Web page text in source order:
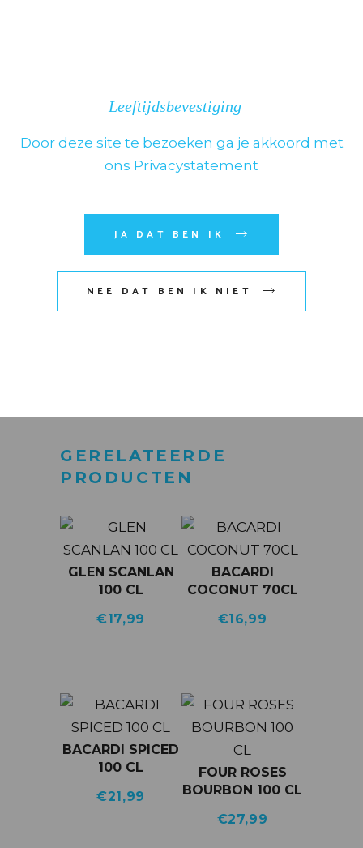
Leeftijdsbevestiging
Door deze site te bezoeken ga je akkoord met
ons Privacystatement
JA DAT BEN IK
NEE DAT BEN IK NIET
Mijn naam, e-mail en site
opslaan in deze browser voor
de volgende keer wanneer ik
een reactie plaats.
GERELATEERDE
PRODUCTEN
GLEN SCANLAN
100 CL
€17,99
BACARDI
COCONUT 70CL
€16,99
BACARDI SPICED
100 CL
€21,99
FOUR ROSES
BOURBON 100 CL
€27,99